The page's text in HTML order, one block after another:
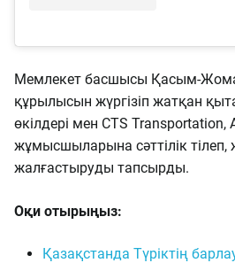
Мемлекет басшысы Қасым-
құрылысын жүргізіп жатқан
өкілдері мен CTS Transportation,
жұмысшыларына сәттілік тілеп,
жалғастыруды тапсырды.
Оқи отырыңыз:
Қазақстанда Түріктің